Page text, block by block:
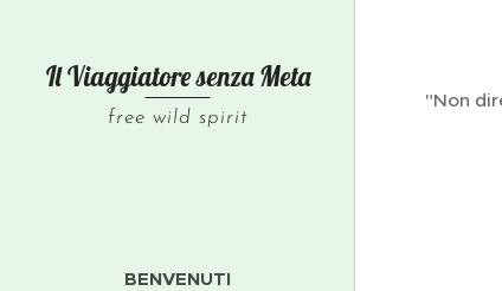
Il Viaggiatore senzaMeta
free wild spirit
BENVENUTI
"Non